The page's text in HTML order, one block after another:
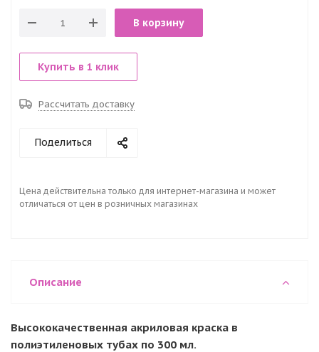
В корзину
Купить в 1 клик
Рассчитать доставку
Поделиться
Цена действительна только для интернет-магазина и может
отличаться от цен в розничных магазинах
Описание
Высококачественная акриловая краска в
полиэтиленовых тубах по 300 мл.